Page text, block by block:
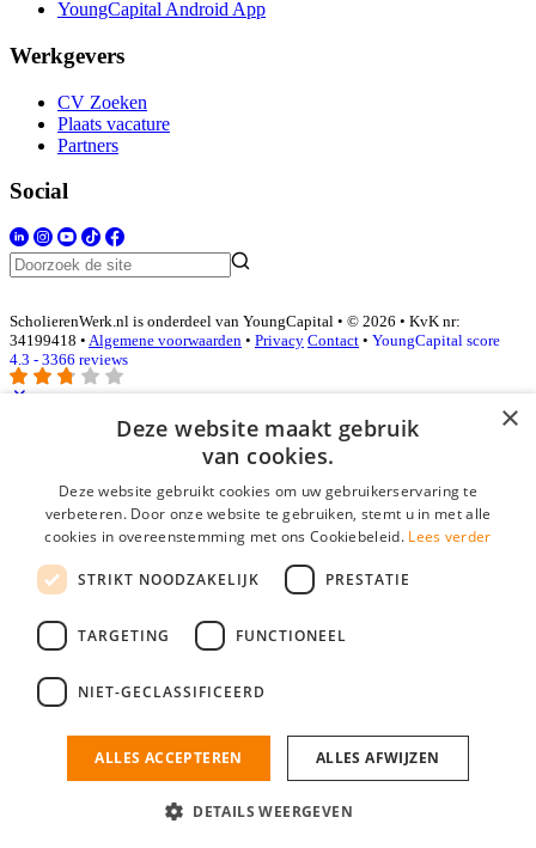
YoungCapital Android App
Werkgevers
CV Zoeken
Plaats vacature
Partners
Social
ScholierenWerk.nl is onderdeel van YoungCapital • © 2026 • KvK nr:
34199418 • Algemene voorwaarden • Privacy Contact • YoungCapital score
4.3 - 3366 reviews
Inloggen als bedrijf
E-mail*
Wachtwoord
login gegevens onthouden
login
Bedrijf aanmelden
nieuwe collega/werknemer zo gevonden!
×
Deze website maakt gebruik
van cookies.
Deze website gebruikt cookies om uw gebruikerservaring te
verbeteren. Door onze website te gebruiken, stemt u in met alle
cookies in overeenstemming met ons Cookiebeleid. Lees verder
STRIKT NOODZAKELIJK PRESTATIE
TARGETING FUNCTIONEEL
NIET-GECLASSIFICEERD
ALLES ACCEPTEREN ALLES AFWIJZEN
DETAILS WEERGEVEN